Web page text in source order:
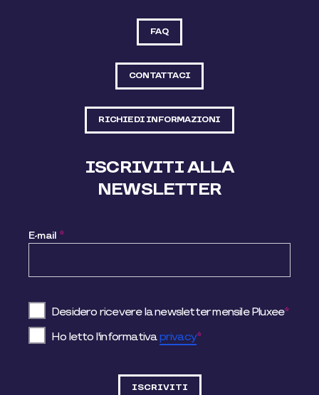
FAQ
CONTATTACI
RICHIEDI INFORMAZIONI
ISCRIVITI ALLA
NEWSLETTER
E-mail *
Desidero ricevere la newsletter mensile Pluxee*
Ho letto l'informativaprivacy*